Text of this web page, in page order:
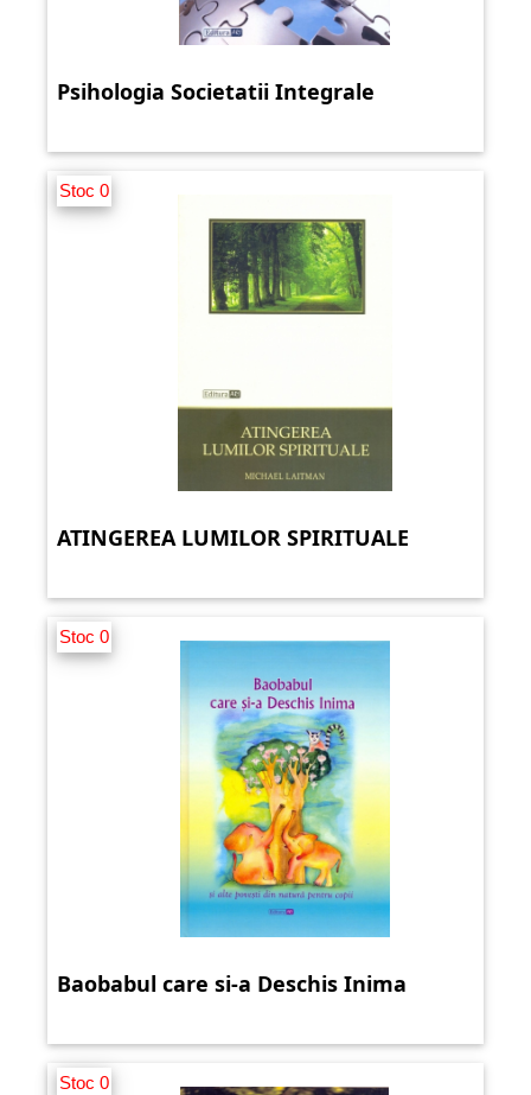
Psihologia Societatii Integrale
Stoc 0
ATINGEREA LUMILOR SPIRITUALE
Stoc 0
Baobabul care si-a Deschis Inima
Stoc 0